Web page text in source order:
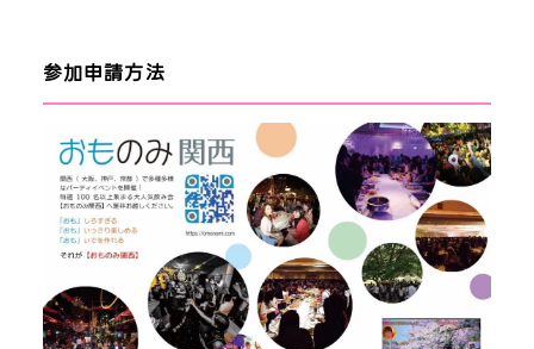
参加申請方法